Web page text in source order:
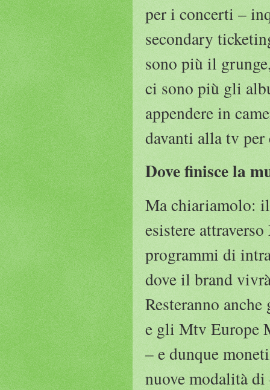
per i concerti –
secondary
sono più il
ci sono più gli
appendere in
davanti alla tv
Dove finisce la
Ma chiariamolo:
esistere
programmi di
dove il brand
Resteranno
e gli Mtv Europe
– e dunque
nuove modalità